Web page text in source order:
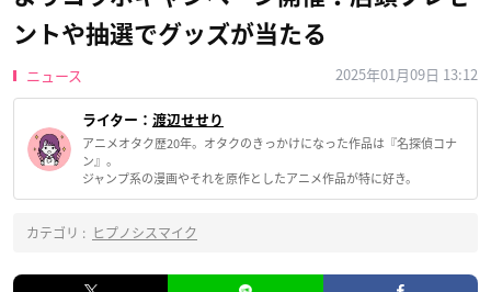
ントや抽選でグッズが当たる
ニュース 2025年01月09日 13:12
ライター： 渡辺せせり
アニメオタク歴20年。オタクのきっかけになった作品は『名探偵コナ
ン』。
ジャンプ系の漫画やそれを原作としたアニメ作品が特に好き。
カテゴリ : ヒプノシスマイク